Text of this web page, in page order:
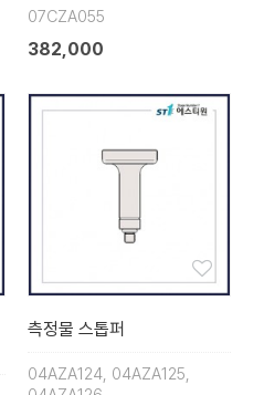
07CZA055
382,000
측정물 스톱퍼
04AZA124, 04AZA125,